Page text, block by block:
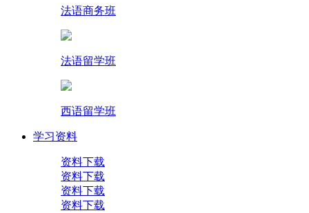
法语商务班
法语留学班
西语留学班
学习资料
资料下载
资料下载
资料下载
资料下载